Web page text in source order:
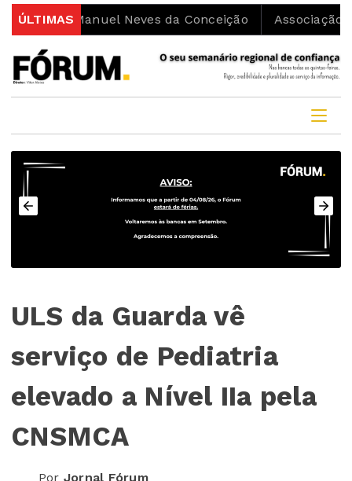
ÚLTIMAS
Manuel Neves da Conceição Associação
ULS da Guarda vê
serviço de Pediatria
elevado a Nível IIa pela
CNSMCA
Por Jornal Fórum